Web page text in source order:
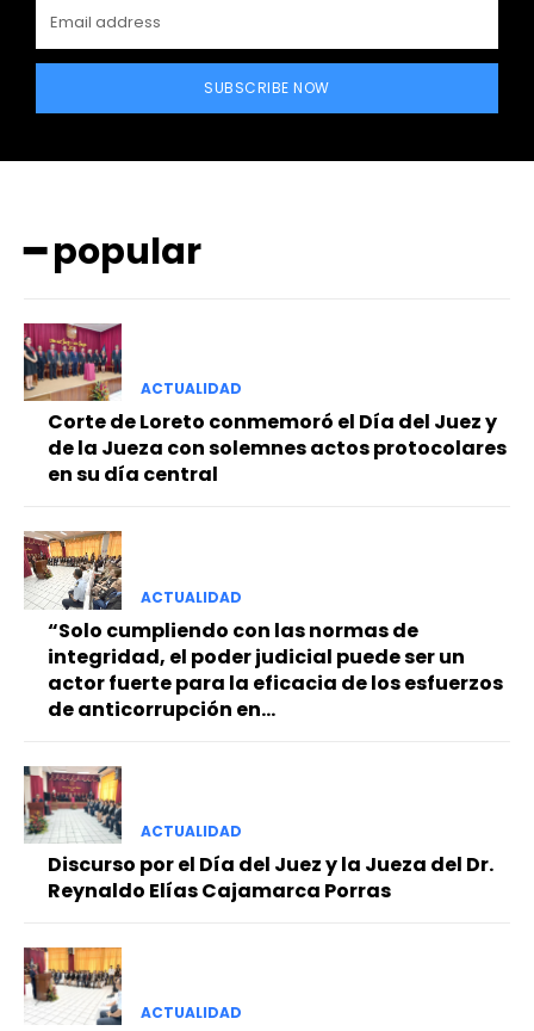
SUBSCRIBE NOW
━ popular
ACTUALIDAD
Corte de Loreto conmemoró el Día del Juez y
de la Jueza con solemnes actos protocolares
en su día central
ACTUALIDAD
“Solo cumpliendo con las normas de
integridad, el poder judicial puede ser un
actor fuerte para la eficacia de los esfuerzos
de anticorrupción en...
ACTUALIDAD
Discurso por el Día del Juez y la Jueza del Dr.
Reynaldo Elías Cajamarca Porras
ACTUALIDAD